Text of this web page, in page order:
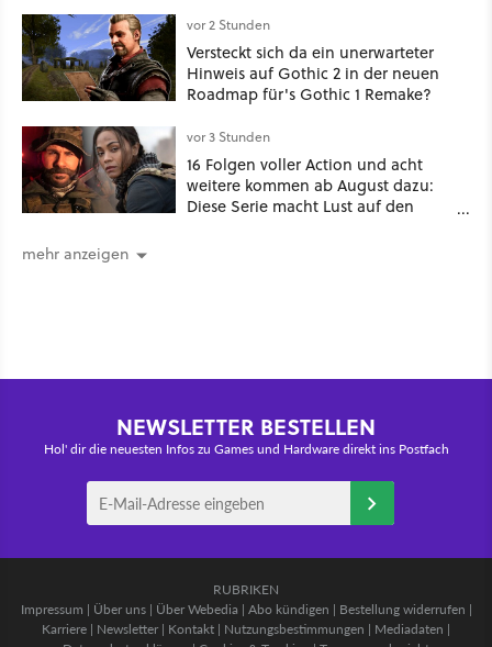
vor 2 Stunden
Versteckt sich da ein unerwarteter
Hinweis auf Gothic 2 in der neuen
Roadmap für's Gothic 1 Remake?
vor 3 Stunden
16 Folgen voller Action und acht
weitere kommen ab August dazu:
Diese Serie macht Lust auf den
mehr anzeigen
NEWSLETTER BESTELLEN
Hol' dir die neuesten Infos zu Games und Hardware direkt ins Postfach
RUBRIKEN
Impressum | Über uns| Über Webedia | Abo kündigen | Bestellung widerrufen |
Karriere | Newsletter | Kontakt | Nutzungsbestimmungen | Mediadaten |